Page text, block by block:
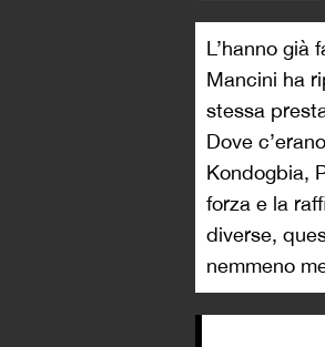
L’hanno già
Mancini ha
stessa
Dove
Kondogbia,
forza e la
diverse,
nemmeno